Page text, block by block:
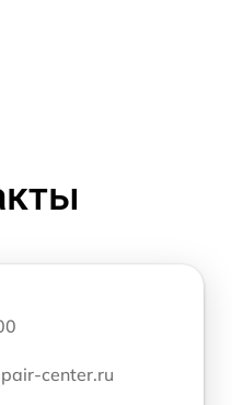
center.ru